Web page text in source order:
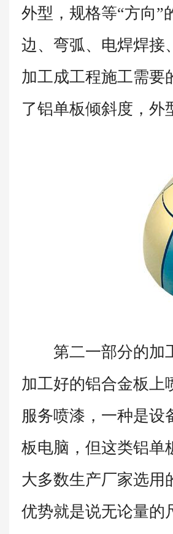
外型，规格等“方向”
边、弯弧、电焊焊接
加工成工程施工需要
了铝单板倾斜度，外
第二一部分的加工
加工好的铝合金板上
服务喷漆，一种是设
板电脑，但这类铝单
大多数生产厂家选用
优势就是说无论量的